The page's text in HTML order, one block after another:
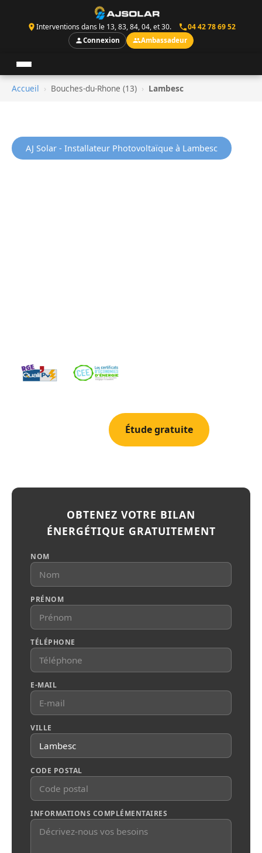
Interventions dans le 13, 83, 84, 04, et 30. 04 42 78 69 52
Connexion Ambassadeur
Accueil › Bouches-du-Rhone (13) › Lambesc
AJ Solar - Installateur Photovoltaïque à Lambesc
Étude gratuite
OBTENEZ VOTRE BILAN
ÉNERGÉTIQUE GRATUITEMENT
NOM
PRÉNOM
TÉLÉPHONE
E-MAIL
VILLE
CODE POSTAL
INFORMATIONS COMPLÉMENTAIRES